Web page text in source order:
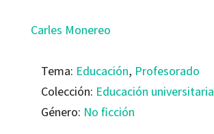
Carles Monereo
Tema: Educación, Profesorado
Colección: Educación universitaria
Género: No ficción